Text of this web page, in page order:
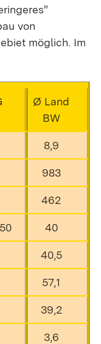
von
möglich. Im
Ø Land
BW
8,9
983
462
40
40,5
57,1
39,2
3,6